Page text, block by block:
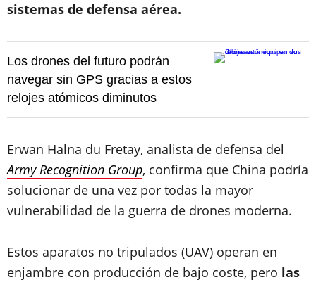
sistemas de defensa aérea.
Los drones del futuro podrán
navegar sin GPS gracias a estos
relojes atómicos diminutos
Erwan Halna du Fretay, analista de defensa del
Army Recognition Group, confirma que China podría
solucionar de una vez por todas la mayor
vulnerabilidad de la guerra de drones moderna.
Estos aparatos no tripulados (UAV) operan en
enjambre con producción de bajo coste, pero las